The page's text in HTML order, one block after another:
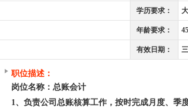
学历要求：
年龄要求：
有效日期：
职位描述：
岗位名称：总账会计
1、负责公司总账核算工作，按时完成月度、季